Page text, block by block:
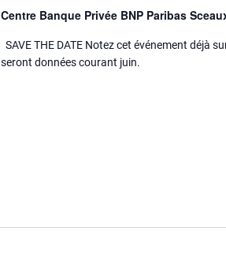
Centre Banque Privée BNP Paribas
SAVE THE DATE Notez cet événement déjà
seront données courant juin.